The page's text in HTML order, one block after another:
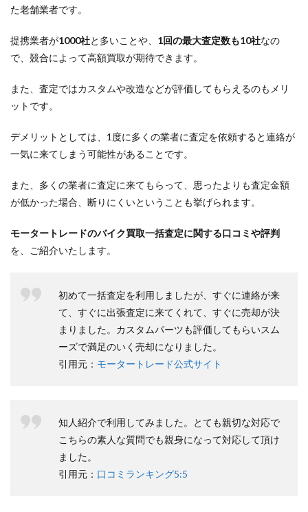
た老舗業者です。
提携業者が1000社と多いことや、 1回の最大査定数も10社なの
で、競合によって高額買取が期待できます。
また、査定ではカスタムや改造などが評価してもらえるのもメリ
ットです。
デメリットとしては、1度に多くの業者に査定を依頼すると連絡が
一気に来てしまう可能性があることです。
また、多くの業者に査定に来てもらって、思ったよりも査定金額
が低かった場合、断りにくいということも挙げられます。
モータートレードのバイク買取一括査定に関する口コミや評判
を、ご紹介いたします。
初めて一括査定を利用しましたが、すぐに連絡が来
て、すぐに出張査定に来てくれて、すぐに売却が決
まりました。カスタムパーツも評価してもらいスム
ーズで満足のいく売却になりました。
引用元： モータートレード公式サイト
知人紹介で利用してみました。とても親切な対応で
こちらの素人な質問でも親身になって対応して頂け
ました。
引用元： 口コミランキング5:5